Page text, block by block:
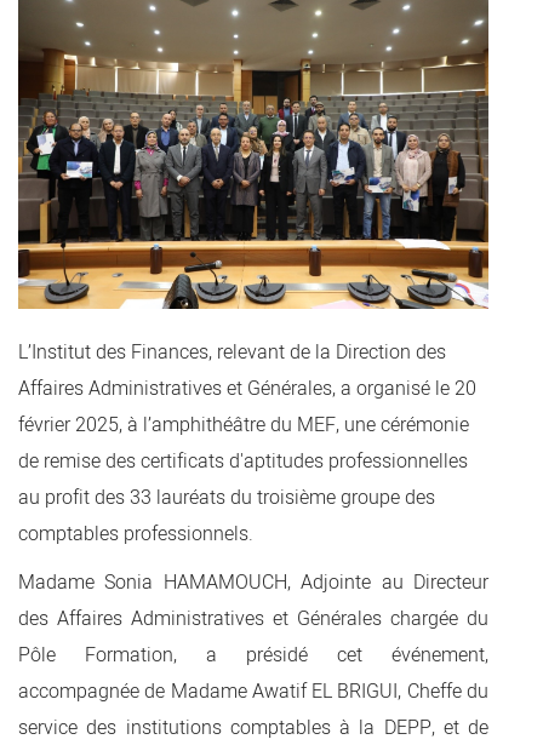
L’Institut des Finances, relevant de la Direction des
Affaires Administratives et Générales, a organisé le 20
février 2025, à l’amphithéâtre du MEF, une cérémonie
de remise des certificats d'aptitudes professionnelles
au profit des 33 lauréats du troisième groupe des
comptables professionnels.
​Madame Sonia HAMAMOUCH, Adjointe au Directeur
des Affaires Administratives et Générales chargée du
Pôle Formation, a présidé cet événement,
accompagnée de Madame Awatif EL BRIGUI, Cheffe du
service des institutions comptables à la DEPP, et de